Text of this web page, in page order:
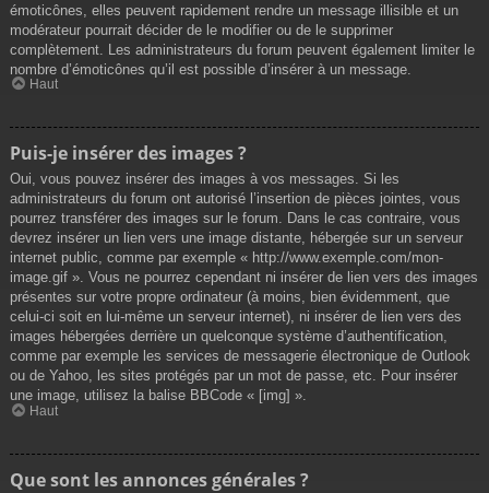
émoticônes, elles peuvent rapidement rendre un message illisible et un
modérateur pourrait décider de le modifier ou de le supprimer
complètement. Les administrateurs du forum peuvent également limiter le
nombre d’émoticônes qu’il est possible d’insérer à un message.
Haut
Puis-je insérer des images ?
Oui, vous pouvez insérer des images à vos messages. Si les
administrateurs du forum ont autorisé l’insertion de pièces jointes, vous
pourrez transférer des images sur le forum. Dans le cas contraire, vous
devrez insérer un lien vers une image distante, hébergée sur un serveur
internet public, comme par exemple « http://www.exemple.com/mon-
image.gif ». Vous ne pourrez cependant ni insérer de lien vers des images
présentes sur votre propre ordinateur (à moins, bien évidemment, que
celui-ci soit en lui-même un serveur internet), ni insérer de lien vers des
images hébergées derrière un quelconque système d’authentification,
comme par exemple les services de messagerie électronique de Outlook
ou de Yahoo, les sites protégés par un mot de passe, etc. Pour insérer
une image, utilisez la balise BBCode « [img] ».
Haut
Que sont les annonces générales ?